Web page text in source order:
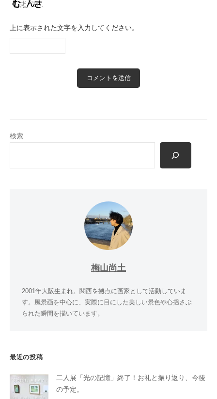
上に表示された文字を入力してください。
検索
梅山尚土
2001年大阪生まれ。関西を拠点に画家として活動していま
す。風景画を中心に、実際に目にした美しい景色や心揺さぶ
られた瞬間を描いています。
最近の投稿
二人展「光の記憶」終了！お礼と振り返り、今後
の予定。